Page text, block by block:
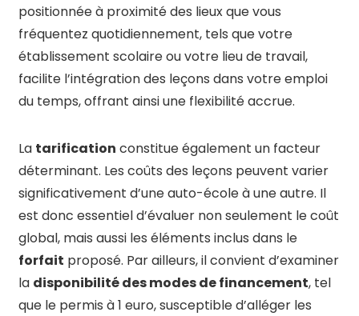
positionnée à proximité des lieux que vous
fréquentez quotidiennement, tels que votre
établissement scolaire ou votre lieu de travail,
facilite l’intégration des leçons dans votre emploi
du temps, offrant ainsi une flexibilité accrue.
La tarification constitue également un facteur
déterminant. Les coûts des leçons peuvent varier
significativement d’une auto-école à une autre. Il
est donc essentiel d’évaluer non seulement le coût
global, mais aussi les éléments inclus dans le
forfait proposé. Par ailleurs, il convient d’examiner
la disponibilité des modes de financement, tel
que le permis à 1 euro, susceptible d’alléger les